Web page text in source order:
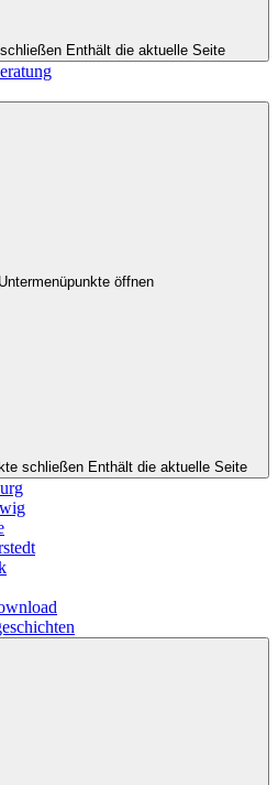
Enthält die aktuelle Seite
Untermenüpunkte öffnen
schließen Enthält die aktuelle Seite